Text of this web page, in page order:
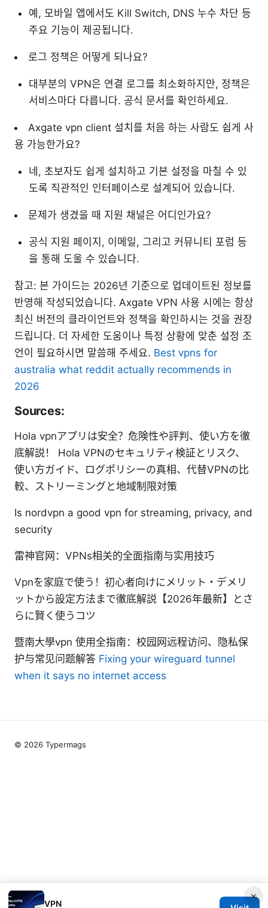
예, 모바일 앱에서도 Kill Switch, DNS 누수 차단 등
주요 기능이 제공됩니다.
로그 정책은 어떻게 되나요?
대부분의 VPN은 연결 로그를 최소화하지만, 정책은
서비스마다 다릅니다. 공식 문서를 확인하세요.
Axgate vpn client 설치를 처음 하는 사람도 쉽게 사
용 가능한가요?
네, 초보자도 쉽게 설치하고 기본 설정을 마칠 수 있
도록 직관적인 인터페이스로 설계되어 있습니다.
문제가 생겼을 때 지원 채널은 어디인가요?
공식 지원 페이지, 이메일, 그리고 커뮤니티 포럼 등
을 통해 도울 수 있습니다.
참고: 본 가이드는 2026년 기준으로 업데이트된 정보를
반영해 작성되었습니다. Axgate VPN 사용 시에는 항상
최신 버전의 클라이언트와 정책을 확인하시는 것을 권장
드립니다. 더 자세한 도움이나 특정 상황에 맞춘 설정 조
언이 필요하시면 말씀해 주세요. Best vpns for
australia what reddit actually recommends in
2026
Sources:
Hola vpnアプリは安全？危険性や評判、使い方を徹
底解説！ Hola VPNのセキュリティ検証とリスク、
使い方ガイド、ログポリシーの真相、代替VPNの比
較、ストリーミングと地域制限対策
Is nordvpn a good vpn for streaming, privacy, and
security
雷神官网：VPNs相关的全面指南与实用技巧
Vpnを家庭で使う！初心者向けにメリット・デメリ
ットから設定方法まで徹底解説【2026年最新】とさ
らに賢く使うコツ
暨南大學vpn 使用全指南：校园网远程访问、隐私保
护与常见问题解答 Fixing your wireguard tunnel
when it says no internet access
×
VPN
© 2026 Typermags